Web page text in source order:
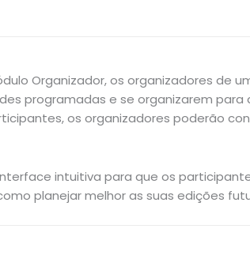
Organizador, os organizadores de
programadas e se organizarem para
os organizadores poderão
intuitiva para que os
planejar melhor as suas edições